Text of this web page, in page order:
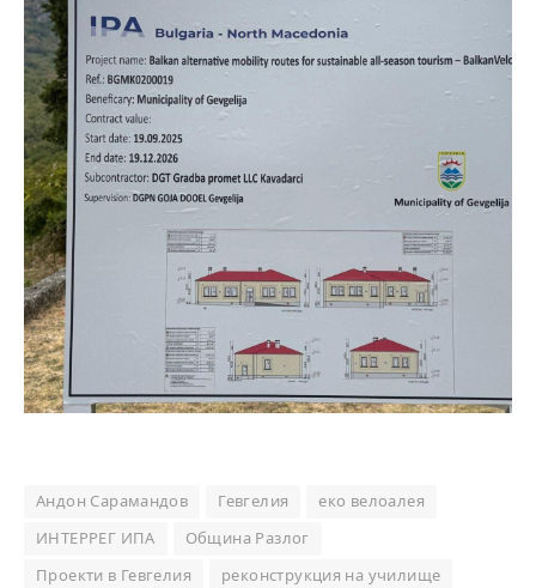
Андон Сарамандов Гевгелия еко велоалея
ИНТЕРРЕГ ИПА Община Разлог
Проекти в Гевгелия реконструкция на училище